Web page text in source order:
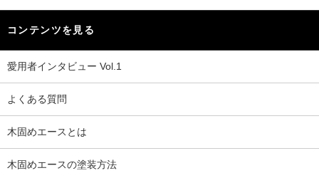
コンテンツを見る
愛用者インタビュー Vol.1
よくある質問
木固めエースとは
木固めエースの塗装方法